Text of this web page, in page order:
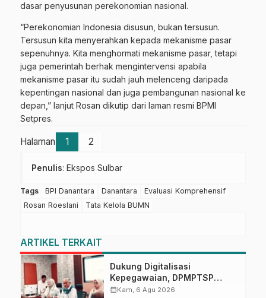
dasar penyusunan perekonomian nasional.
“Perekonomian Indonesia disusun, bukan tersusun.
Tersusun kita menyerahkan kepada mekanisme pasar
sepenuhnya. Kita menghormati mekanisme pasar, tetapi
juga pemerintah berhak mengintervensi apabila
mekanisme pasar itu sudah jauh melenceng daripada
kepentingan nasional dan juga pembangunan nasional ke
depan,” lanjut Rosan dikutip dari laman resmi BPMI
Setpres.
Halaman 1 2
Penulis: Ekspos Sulbar
Tags BPI Danantara Danantara
Evaluasi Komprehensif
Rosan Roeslani
Tata Kelola BUMN
ARTIKEL TERKAIT
Dukung Digitalisasi
Kepegawaian, DPMPTSP
Sulbar Siap Terapkan Aplikasi
calendar_monthKam, 6 Agu 2026